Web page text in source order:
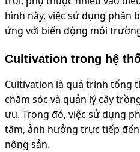
hình này, việc sử dụng phân
ứng với biến động môi
Cultivation trong hệ
Cultivation là quá trình tổng
chăm sóc và quản lý cây
ưu. Trong đó, việc sử dụng
tâm, ảnh hưởng trực tiếp
nông sản.